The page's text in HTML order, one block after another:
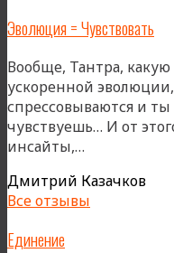
Эволюция = Чувствовать
Вообще, Тантра, какую
ускоренной
спрессовываются и
чувствуешь… И от
инсайты,…
Чувствовать»
Дмитрий Казачков
Все отзывы
Единение